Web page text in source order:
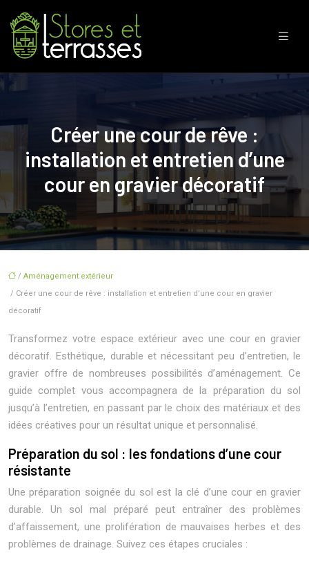
Créer une cour de rêve :
installation et entretien d’une
cour en gravier décoratif
/ Aménagement extérieur
/ Créer une cour de rêve : installation et entretien d’une cour en gravier
décoratif
Transformez votre espace extérieur avec une cour en gravier
décoratif. Esthétique, durable et nécessitant peu d’entretien, le
gravier offre de nombreuses possibilités d’aménagement. Ce
guide complet vous accompagnera de la préparation du sol
jusqu’à l’entretien, en passant par le choix des matériaux et des
idées créatives pour un résultat unique et personnalisé.
Préparation du sol : les fondations d’une cour
résistante
Une préparation soignée du sol est la clé d’une cour en gravier
durable. Un sol mal préparé peut entraîner des problèmes
d’affaissement, une prolifération de mauvaises herbes et des
problèmes de drainage. Suivez ces étapes cruciales :